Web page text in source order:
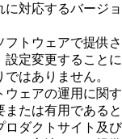
に対応するバージョ
トウェアで提供さ
定変更することに
はありません。
ウェアの運用に関す
または有用であると
ロダクトサイト及び